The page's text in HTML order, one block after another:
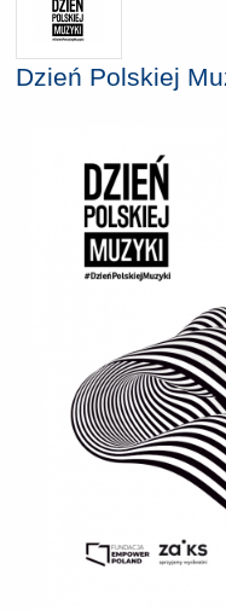
Dzień Polskiej